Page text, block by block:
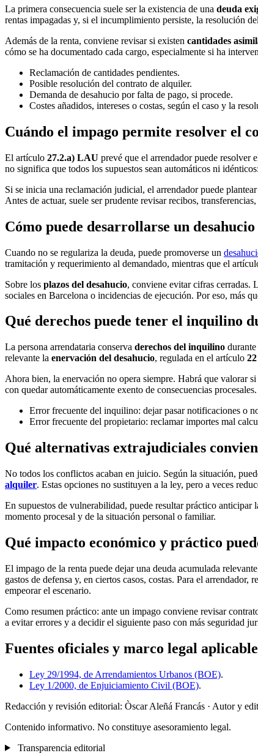
La primera consecuencia suele ser la existencia de una deuda
rentas impagadas y, si el incumplimiento persiste, la resolución
Además de la renta, conviene revisar si existen cantidades
cómo se ha documentado cada cargo, especialmente si ha
Reclamación de cantidades pendientes.
Posible resolución del contrato de alquiler.
Demanda de desahucio por falta de pago, si procede.
Costes añadidos, intereses o costas, según el caso y la
Cuándo el impago permite resolver el
El artículo 27.2.a) LAU prevé que el arrendador puede resolver
no significa que todos los supuestos sean automáticos ni
Si se inicia una reclamación judicial, el arrendador puede
Antes de actuar, suele ser prudente revisar recibos,
Cómo puede desarrollarse un
Cuando no se regulariza la deuda, puede promoverse un
tramitación y requerimiento al demandado, mientras que el
Sobre los plazos del desahucio, conviene evitar cifras cerradas.
sociales en Barcelona o incidencias de ejecución. Por eso, más
Qué derechos puede tener el inquilino
La persona arrendataria conserva derechos del inquilino
relevante la enervación del desahucio, regulada en el artículo
Ahora bien, la enervación no opera siempre. Habrá que valorar
con quedar automáticamente exento de consecuencias procesales.
Error frecuente del inquilino: dejar pasar notificaciones o
Error frecuente del propietario: reclamar importes mal
Qué alternativas extrajudiciales
No todos los conflictos acaban en juicio. Según la situación,
alquiler. Estas opciones no sustituyen a la ley, pero a veces
En supuestos de vulnerabilidad, puede resultar práctico anticipar
momento procesal y de la situación personal o familiar.
Qué impacto económico y práctico
El impago de la renta puede dejar una deuda acumulada
gastos de defensa y, en ciertos casos, costas. Para el
empeorar el escenario.
Como resumen práctico: ante un impago conviene revisar
a evitar errores y a decidir el siguiente paso con más seguridad
Fuentes oficiales y marco legal aplicable
Ley 29/1994, de Arrendamientos Urbanos (BOE).
Ley 1/2000, de Enjuiciamiento Civil (BOE).
Redacción y revisión editorial: Òscar Aleñá Francás · Autor y
Contenido informativo. No constituye asesoramiento legal.
Transparencia editorial